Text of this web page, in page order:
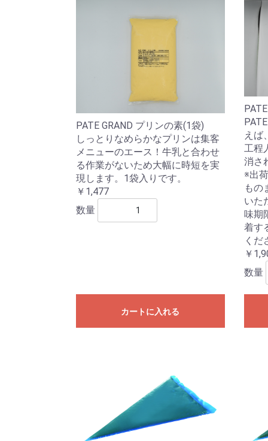
PATE GRAND プリンの素(1袋)
しっとりなめらかなプリンは集客
メニューのエース！牛乳と合わせ
る作業がないため大幅に時短を実
現します。1袋入りです。
￥1,477
数量
カートに入れる
えば
工程
消さ
※出
もの
いた
味期
着す
くだ
￥
数量